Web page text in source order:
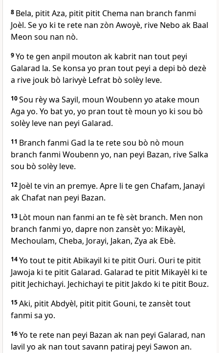
8 Bela, pitit Aza, pitit pitit Chema nan branch fanmi
Joèl. Se yo ki te rete nan zòn Awoyè, rive Nebo ak Baal
Meon sou nan nò.
9Yo te gen anpil mouton ak kabrit nan tout peyi
Galarad la. Se konsa yo pran tout peyi a depi bò dezè
a rive jouk bò larivyè Lefrat bò solèy leve.
10Sou rèy wa Sayil, moun Woubenn yo atake moun
Aga yo. Yo bat yo, yo pran tout tè moun yo ki sou bò
solèy leve nan peyi Galarad.
11 Branch fanmi Gad la te rete sou bò nò moun
branch fanmi Woubenn yo, nan peyi Bazan, rive Salka
sou bò solèy leve.
12 Joèl te vin an premye. Apre li te gen Chafam, Janayi
ak Chafat nan peyi Bazan.
13 Lòt moun nan fanmi an te fè sèt branch. Men non
branch fanmi yo, dapre non zansèt yo: Mikayèl,
Mechoulam, Cheba, Jorayi, Jakan, Zya ak Ebè.
14Yo tout te pitit Abikayil ki te pitit Ouri. Ouri te pitit
Jawoja ki te pitit Galarad. Galarad te pitit Mikayèl ki te
pitit Jechichayi. Jechichayi te pitit Jakdo ki te pitit Bouz.
15Aki, pitit Abdyèl, pitit pitit Gouni, te zansèt tout
fanmi sa yo.
16Yo te rete nan peyi Bazan ak nan peyi Galarad, nan
lavil yo ak nan tout savann patiraj peyi Sawon an.